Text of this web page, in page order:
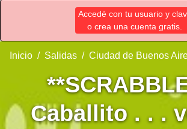
Accedé con tu usuario y
o crea una cuenta gratis.
Inicio Salidas Ciudad de Buenos
Caballito . . .